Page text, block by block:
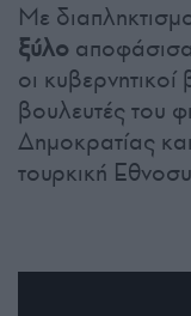
Με
ξύλο
οι
βουλευτές του
Δημοκρατίας
τουρκική